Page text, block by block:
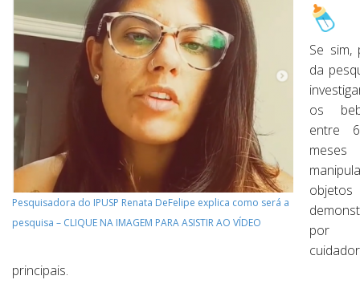
Pesquisadora do IPUSP Renata DeFelipe explica como será a
pesquisa – CLIQUE NA IMAGEM PARA ASISTIR AO VÍDEO
Se sim,
da
os
entre
meses
objetos
por
principais.